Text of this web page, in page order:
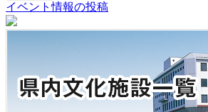
イベント情報の投稿